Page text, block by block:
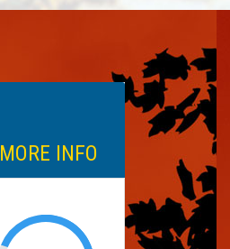
MORE INFO